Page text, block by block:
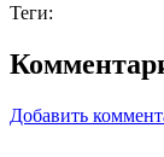
Теги:
Добавить